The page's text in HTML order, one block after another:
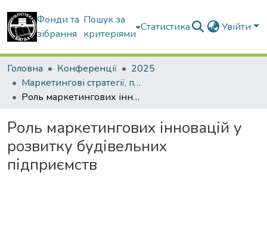
Фонди та
зібрання
Пошук за
критеріями
Статистика Увійти
Головна Конференції
2025
Маркетингові стратегії, підприємництво і торгівля: сучасний стан, напрямки розвитку
Роль маркетингових інновацій у розвитку будівельних підприємств
Роль маркетингових інновацій у
розвитку будівельних
підприємств